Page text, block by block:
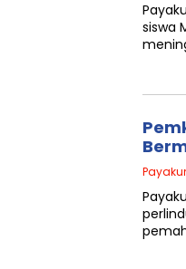
siswa